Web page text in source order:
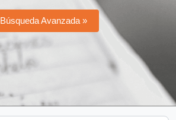
Búsqueda Avanzada »